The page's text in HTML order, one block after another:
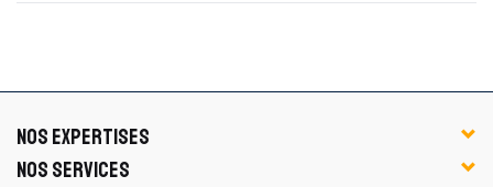
NOS EXPERTISES
NOS SERVICES